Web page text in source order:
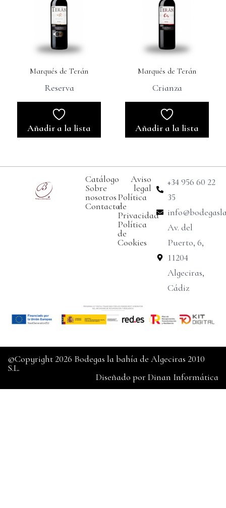
Marqués de Terán
Reserva
Añadir a la lista
Marqués de Terán
Crianza
Añadir a la lista
Catálogo
Sobre
nosotros
Contacto
Aviso
legal
Política
de
Privacidad
Política
de
Cookies
+34 956 60 22
35
Av. del
Puerto, 6,
11204
Algeciras,
Cádiz
©Copyright 2026 Bodegas la bahía de Algeciras 2010
S.L.
Diseñado por Dinan Informática